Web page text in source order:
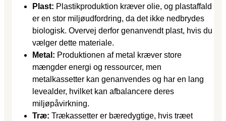
Plast: Plastikproduktion kræver olie, og plastaffald
er en stor miljøudfordring, da det ikke nedbrydes
biologisk. Overvej derfor genanvendt plast, hvis du
vælger dette materiale.
Metal: Produktionen af metal kræver store
mængder energi og ressourcer, men
metalkassetter kan genanvendes og har en lang
levealder, hvilket kan afbalancere deres
miljøpåvirkning.
Træ: Trækassetter er bæredygtige, hvis træet